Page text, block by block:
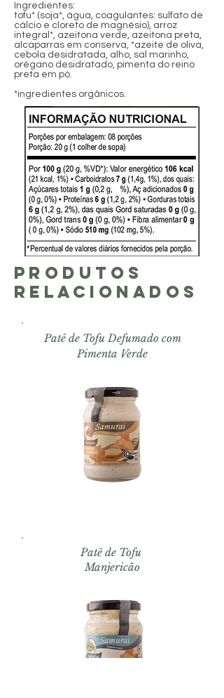
Ingredientes:
tofu* (soja*, água, coagulantes: sulfato de
cálcio e cloreto de magnésio), arroz
integral*, azeitona verde, azeitona preta,
alcaparras em conserva, *azeite de oliva,
cebola desidratada, alho, sal marinho,
orégano desidratado, pimenta do reino
preta em pó.
*ingredientes orgânicos.
Produtos
Relacionados
Patê de TofuDefumado com
Pimenta Verde
Patê de Tofu
Manjericão